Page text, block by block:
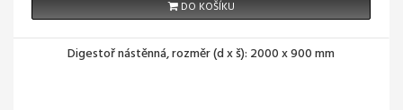
DO KOŠÍKU
Digestoř nástěnná, rozměr (d x š): 2000 x 900 mm